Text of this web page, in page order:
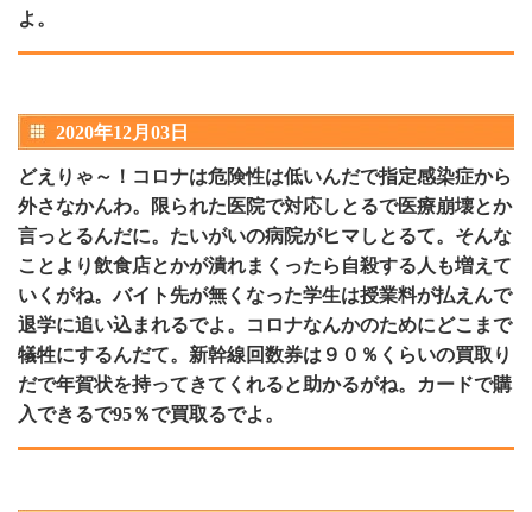
よ。
2020年12月03日
どえりゃ～！コロナは危険性は低いんだで指定感染症から
外さなかんわ。限られた医院で対応しとるで医療崩壊とか
言っとるんだに。たいがいの病院がヒマしとるて。そんな
ことより飲食店とかが潰れまくったら自殺する人も増えて
いくがね。バイト先が無くなった学生は授業料が払えんで
退学に追い込まれるでよ。コロナなんかのためにどこまで
犠牲にするんだて。新幹線回数券は９０％くらいの買取り
だで年賀状を持ってきてくれると助かるがね。カードで購
入できるで95％で買取るでよ。